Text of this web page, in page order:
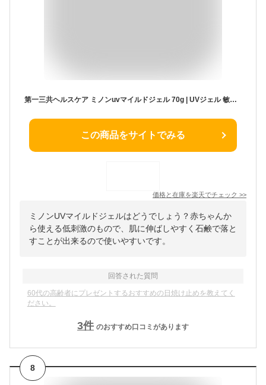
第一三共ヘルスケア ミノンuvマイルドジェル 70g | UVジェル 敏感肌 低刺激 ミノン 日焼け止め ベビー 赤ちゃん 子供 紫外線対策 SPF35 PA+++ 家族 アレルギーテスト済み 優しい
この商品をサイトでみる
価格と在庫を楽天でチェック >>
ミノンUVマイルドジェルはどうでしょう？赤ちゃんか
ら使える低刺激のもので、肌に伸ばしやすく石鹸で落と
すことが出来るので使いやすいです。
回答された質問
60代の高齢者にプレゼントするおすすめの日焼け止めを教えてく
ださい。
3件 のおすすめ口コミがあります
8